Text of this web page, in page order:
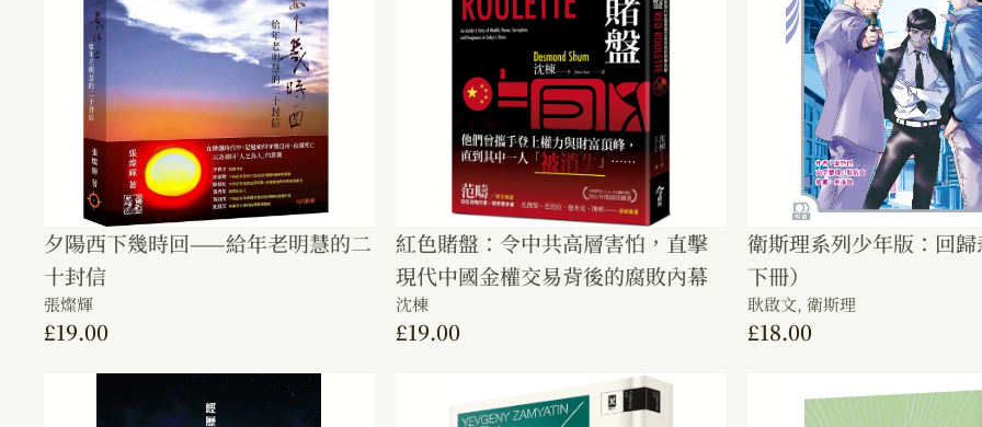
夕陽西下幾時回——給年老明慧的二
十封信
張燦輝
£19.00
紅色賭盤：令中共高層害怕，直擊
現代中國金權交易背後的腐敗內幕
沈棟
£19.00
衛斯理系列少年版：回
下冊）
耿啟文, 衛斯理
£18.00